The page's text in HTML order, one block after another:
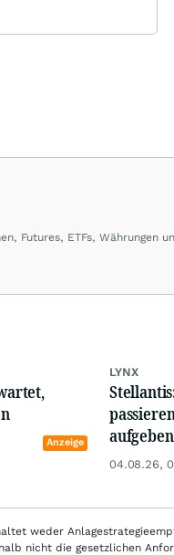
Futures, ETFs, Währungen
Anzeige
LYNX
04.08.26,
weder
nicht die gesetzlichen